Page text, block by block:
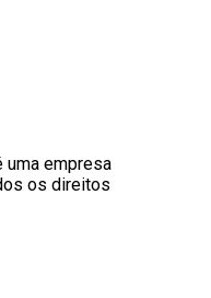
uma empresa
os direitos